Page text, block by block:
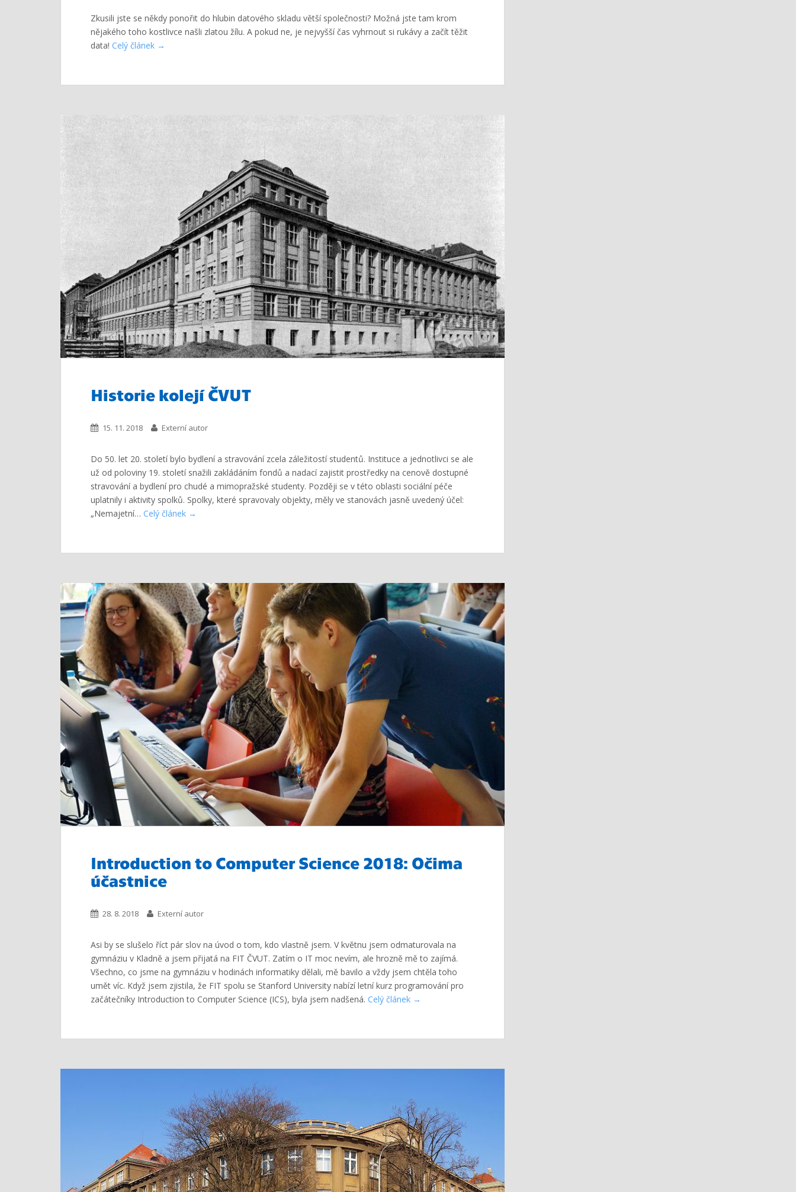
Zkusili jste se někdy ponořit do hlubin datového skladu větší společnosti? Možná jste tam krom
nějakého toho kostlivce našli zlatou žílu. A pokud ne, je nejvyšší čas vyhrnout si rukávy a začít těžit
data! Celý článek
Historie kolejí ČVUT
15. 11. 2018 Externí autor
Do 50. let 20. století bylo bydlení a stravování zcela záležitostí studentů. Instituce a jednotlivci se ale
už od poloviny 19. století snažili zakládáním fondů a nadací zajistit prostředky na cenově dostupné
stravování a bydlení pro chudé a mimopražské studenty. Později se v této oblasti sociální péče
uplatnily i aktivity spolků. Spolky, které spravovaly objekty, měly ve stanovách jasně uvedený účel:
„Nemajetní… Celý článek
Introduction to Computer Science 2018: Očima
účastnice
28. 8. 2018 Externí autor
Asi by se slušelo říct pár slov na úvod o tom, kdo vlastně jsem. V květnu jsem odmaturovala na
gymnáziu v Kladně a jsem přijatá na FIT ČVUT. Zatím o IT moc nevím, ale hrozně mě to zajímá.
Všechno, co jsme na gymnáziu v hodinách informatiky dělali, mě bavilo a vždy jsem chtěla toho
umět víc. Když jsem zjistila, že FIT spolu se Stanford University nabízí letní kurz programování pro
začátečníky Introduction to Computer Science (ICS), byla jsem nadšená. Celý článek